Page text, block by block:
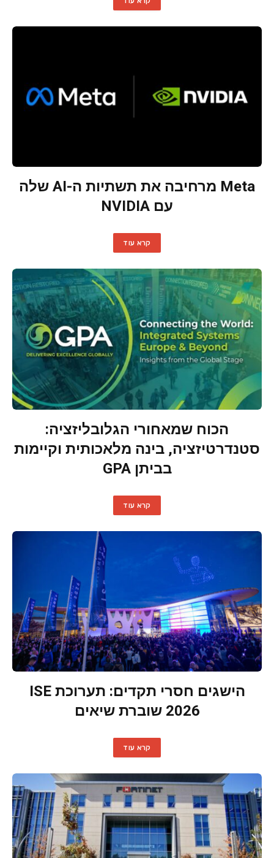
Meta מרחיבה את תשתיות ה-AI שלה
עם NVIDIA
קרא עוד
הכוח שמאחורי הגלובליזציה:
סטנדרטיזציה, בינה מלאכותית וקיימות
בביתן GPA
קרא עוד
הישגים חסרי תקדים: תערוכת ISE
2026 שוברת שיאים
קרא עוד